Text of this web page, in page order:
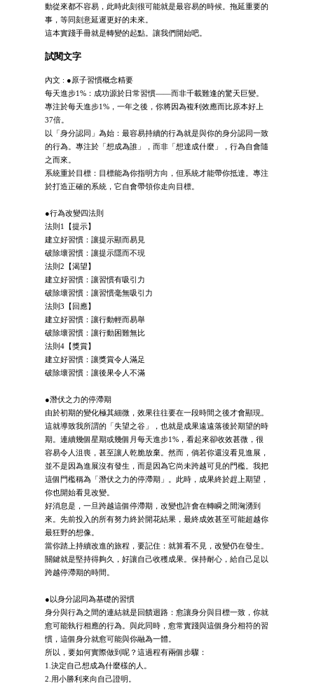
動從來都不容易，此時此刻很可能就是最容易的時候。拖延重要的
事，等同刻意延遲更好的未來。
這本實踐手冊就是轉變的起點。讓我們開始吧。
試閱文字
內文 : ●原子習慣概念精要
每天進步1%：成功源於日常習慣——而非千載難逢的驚天巨變。
專注於每天進步1%，一年之後，你將因為複利效應而比原本好上
37倍。
以「身分認同」為始：最容易持續的行為就是與你的身分認同一致
的行為。專注於「想成為誰」，而非「想達成什麼」，行為自會隨
之而來。
系統重於目標：目標能為你指明方向，但系統才能帶你抵達。專注
於打造正確的系統，它自會帶領你走向目標。
●行為改變四法則
法則1【提示】
建立好習慣：讓提示顯而易見
破除壞習慣：讓提示隱而不現
法則2【渴望】
建立好習慣：讓習慣有吸引力
破除壞習慣：讓習慣毫無吸引力
法則3【回應】
建立好習慣：讓行動輕而易舉
破除壞習慣：讓行動困難無比
法則4【獎賞】
建立好習慣：讓獎賞令人滿足
破除壞習慣：讓後果令人不滿
●潛伏之力的停滯期
由於初期的變化極其細微，效果往往要在一段時間之後才會顯現。
這就導致我所謂的「失望之谷」，也就是成果遠遠落後於期望的時
期。連續幾個星期或幾個月每天進步1%，看起來卻收效甚微，很
容易令人沮喪，甚至讓人乾脆放棄。然而，倘若你還沒看見進展，
並不是因為進展沒有發生，而是因為它尚未跨越可見的門檻。我把
這個門檻稱為「潛伏之力的停滯期」。此時，成果終於趕上期望，
你也開始看見改變。
好消息是，一旦跨越這個停滯期，改變也許會在轉瞬之間洶湧到
來。先前投入的所有努力終於開花結果，最終成效甚至可能超越你
最狂野的想像。
當你踏上持續改進的旅程，要記住：就算看不見，改變仍在發生。
關鍵就是堅持得夠久，好讓自己收穫成果。保持耐心，給自己足以
跨越停滯期的時間。
●以身分認同為基礎的習慣
身分與行為之間的連結就是回饋迴路：愈讓身分與目標一致，你就
愈可能執行相應的行為。與此同時，愈常實踐與這個身分相符的習
慣，這個身分就愈可能與你融為一體。
所以，要如何實際做到呢？這過程有兩個步驟：
1.決定自己想成為什麼樣的人。
2.用小勝利來向自己證明。